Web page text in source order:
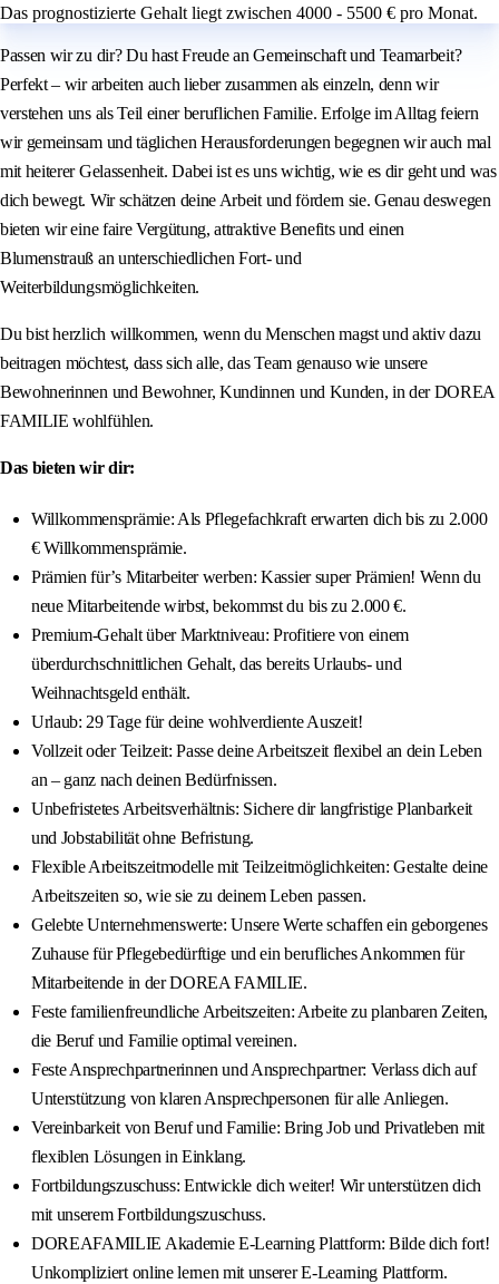
Das prognostizierte Gehalt liegt zwischen 4000 - 5500 € pro Monat.
Passen wir zu dir? Du hast Freude an Gemeinschaft und Teamarbeit?
Perfekt – wir arbeiten auch lieber zusammen als einzeln, denn wir
verstehen uns als Teil einer beruflichen Familie. Erfolge im Alltag feiern
wir gemeinsam und täglichen Herausforderungen begegnen wir auch mal
mit heiterer Gelassenheit. Dabei ist es uns wichtig, wie es dir geht und was
dich bewegt. Wir schätzen deine Arbeit und fördern sie. Genau deswegen
bieten wir eine faire Vergütung, attraktive Benefits und einen
Blumenstrauß an unterschiedlichen Fort- und
Weiterbildungsmöglichkeiten.
Du bist herzlich willkommen, wenn du Menschen magst und aktiv dazu
beitragen möchtest, dass sich alle, das Team genauso wie unsere
Bewohnerinnen und Bewohner, Kundinnen und Kunden, in der DOREA
FAMILIE wohlfühlen.
Das bieten wir dir:
Willkommensprämie: Als Pflegefachkraft erwarten dich bis zu 2.000
€ Willkommensprämie.
Prämien für’s Mitarbeiter werben: Kassier super Prämien! Wenn du
neue Mitarbeitende wirbst, bekommst du bis zu 2.000 €.
Premium-Gehalt über Marktniveau: Profitiere von einem
überdurchschnittlichen Gehalt, das bereits Urlaubs- und
Weihnachtsgeld enthält.
Urlaub: 29 Tage für deine wohlverdiente Auszeit!
Vollzeit oder Teilzeit: Passe deine Arbeitszeit flexibel an dein Leben
an – ganz nach deinen Bedürfnissen.
Unbefristetes Arbeitsverhältnis: Sichere dir langfristige Planbarkeit
und Jobstabilität ohne Befristung.
Flexible Arbeitszeitmodelle mit Teilzeitmöglichkeiten: Gestalte deine
Arbeitszeiten so, wie sie zu deinem Leben passen.
Gelebte Unternehmenswerte: Unsere Werte schaffen ein geborgenes
Zuhause für Pflegebedürftige und ein berufliches Ankommen für
Mitarbeitende in der DOREA FAMILIE.
Feste familienfreundliche Arbeitszeiten: Arbeite zu planbaren Zeiten,
die Beruf und Familie optimal vereinen.
Feste Ansprechpartnerinnen und Ansprechpartner: Verlass dich auf
Unterstützung von klaren Ansprechpersonen für alle Anliegen.
Vereinbarkeit von Beruf und Familie: Bring Job und Privatleben mit
flexiblen Lösungen in Einklang.
Fortbildungszuschuss: Entwickle dich weiter! Wir unterstützen dich
mit unserem Fortbildungszuschuss.
DOREAFAMILIE Akademie E-Learning Plattform: Bilde dich fort!
Unkompliziert online lernen mit unserer E-Learning Plattform.